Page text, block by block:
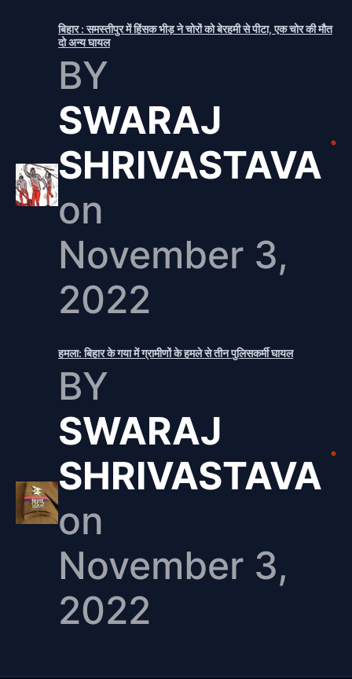
बिहार : समस्तीपुर में हिंसक भीड़ ने चोरों को बेरहमी से पीटा, एक चोर की मौत
दो अन्य घायल
BY
SWARAJ
SHRIVASTAVA
on
November 3,
2022
हमला: बिहार के गया में ग्रामीणों के हमले से तीन पुलिसकर्मी घायल
BY
SWARAJ
SHRIVASTAVA
on
November 3,
2022